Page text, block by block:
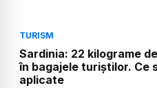
TURISM
Sardinia: 22 kilograme
în bagajele turiștilor. Ce
aplicate